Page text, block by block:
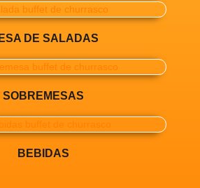
DE SALADAS
SOBREMESAS
BEBIDAS